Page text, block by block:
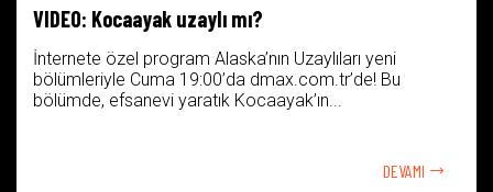
VIDEO: Kocaayak uzaylı mı?
İnternete özel program Alaska’nın Uzaylıları yeni
bölümleriyle Cuma 19:00’da dmax.com.tr’de! Bu
bölümde, efsanevi yaratık Kocaayak’ın...
DEVAMI